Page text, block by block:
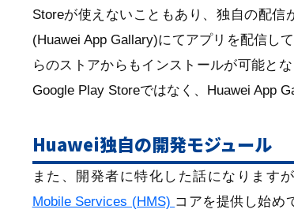
Storeが使えないこともあり、独自の配
(Huawei App Gallary)にてアプリを配信し
らのストアからもインストールが可能と
Google Play Storeではなく、Huawei App
Huawei独自の開発モジュール
また、開発者に特化した話になります
Mobile Services (HMS) コアを提供し始め